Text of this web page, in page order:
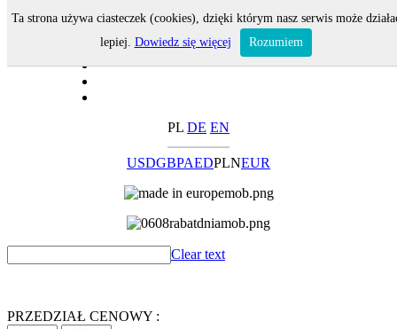
PL DE EN
USDGBPAEDPLNEUR
Clear text
PRZEDZIAŁ CENOWY :
Ta strona używa ciasteczek (cookies), dzięki którym nasz serwis może
lepiej. Dowiedz się więcej Rozumiem